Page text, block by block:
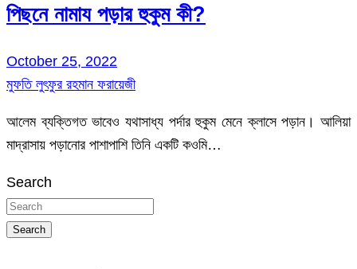
পিছনে নামায পড়ার হুকুম কী?
October 25, 2022
মুফতি লুৎফুর রহমান ফরায়েজী
আলেম ব্যক্তিগত ভাবেও যথাসাধ্য পর্দার হুকুম মেনে ক্লাসে পড়ান। আলিয়া
মাদ্রাসায় পড়ানোর পাশাপাশি তিনি একটি কওমি…
Search
Search